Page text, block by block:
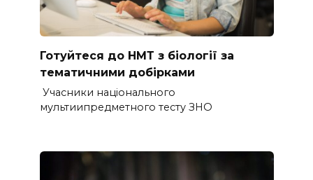
Готуйтеся до НМТ з біології за
тематичними добірками
Учасники національного
мультиипредметного тесту ЗНО